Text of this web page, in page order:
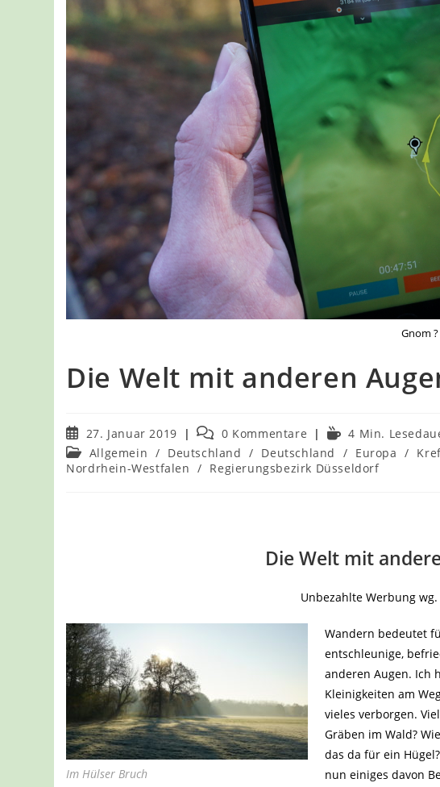
Gnom ?
Die Welt mit anderen
Beitrag
veröffentlicht:
27. Januar 2019
Beitrags-
Kommentare:
0 Kommentare Lesedauer:
4 Min.
Beitrags-
Kategorie:
Allgemein / Deutschland / Deutschland / Europa /
Nordrhein-Westfalen / Regierungsbezirk Düsseldorf
Die Welt mit
Unbezahlte Werbung
Im Hülser Bruch
Wandern bedeutet
entschleunige,
anderen Augen. Ich
Kleinigkeiten am
vieles verborgen.
Gräben im Wald?
das da für ein
nun einiges davon